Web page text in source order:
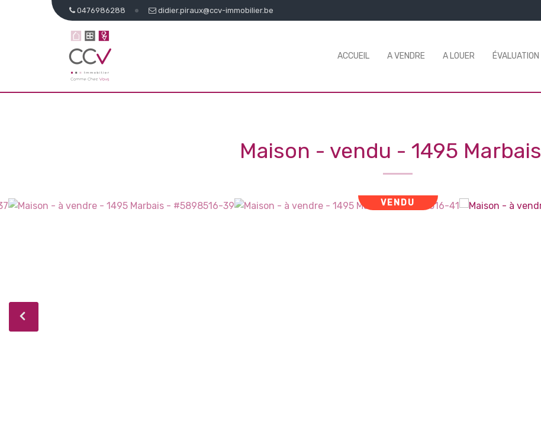
0476986288 didier.piraux@ccv-immobilier.be
ACCUEIL A VENDRE A LOUER ÉVALUATION
Maison - vendu - 1495 Marbais
VENDU